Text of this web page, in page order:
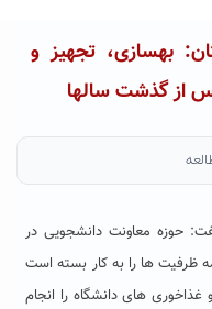
بهسازی، تجهیز و
از گذشت سالها
حوزه معاونت دانشجویی در
ظرفیت ها را به کار بسته است
های دانشگاه را انجام